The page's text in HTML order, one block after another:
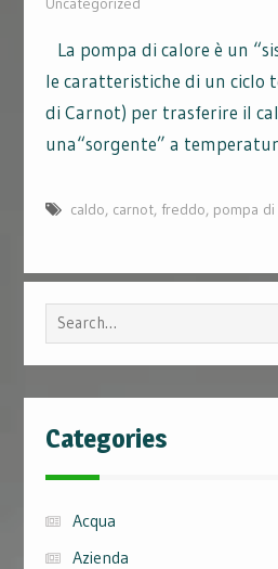
La pompa di calore è un
le caratteristiche di un ciclo
di Carnot) per trasferire il
una“sorgente” a
caldo, carnot, freddo, pompa
Search
for:
Categories
Acqua
Azienda